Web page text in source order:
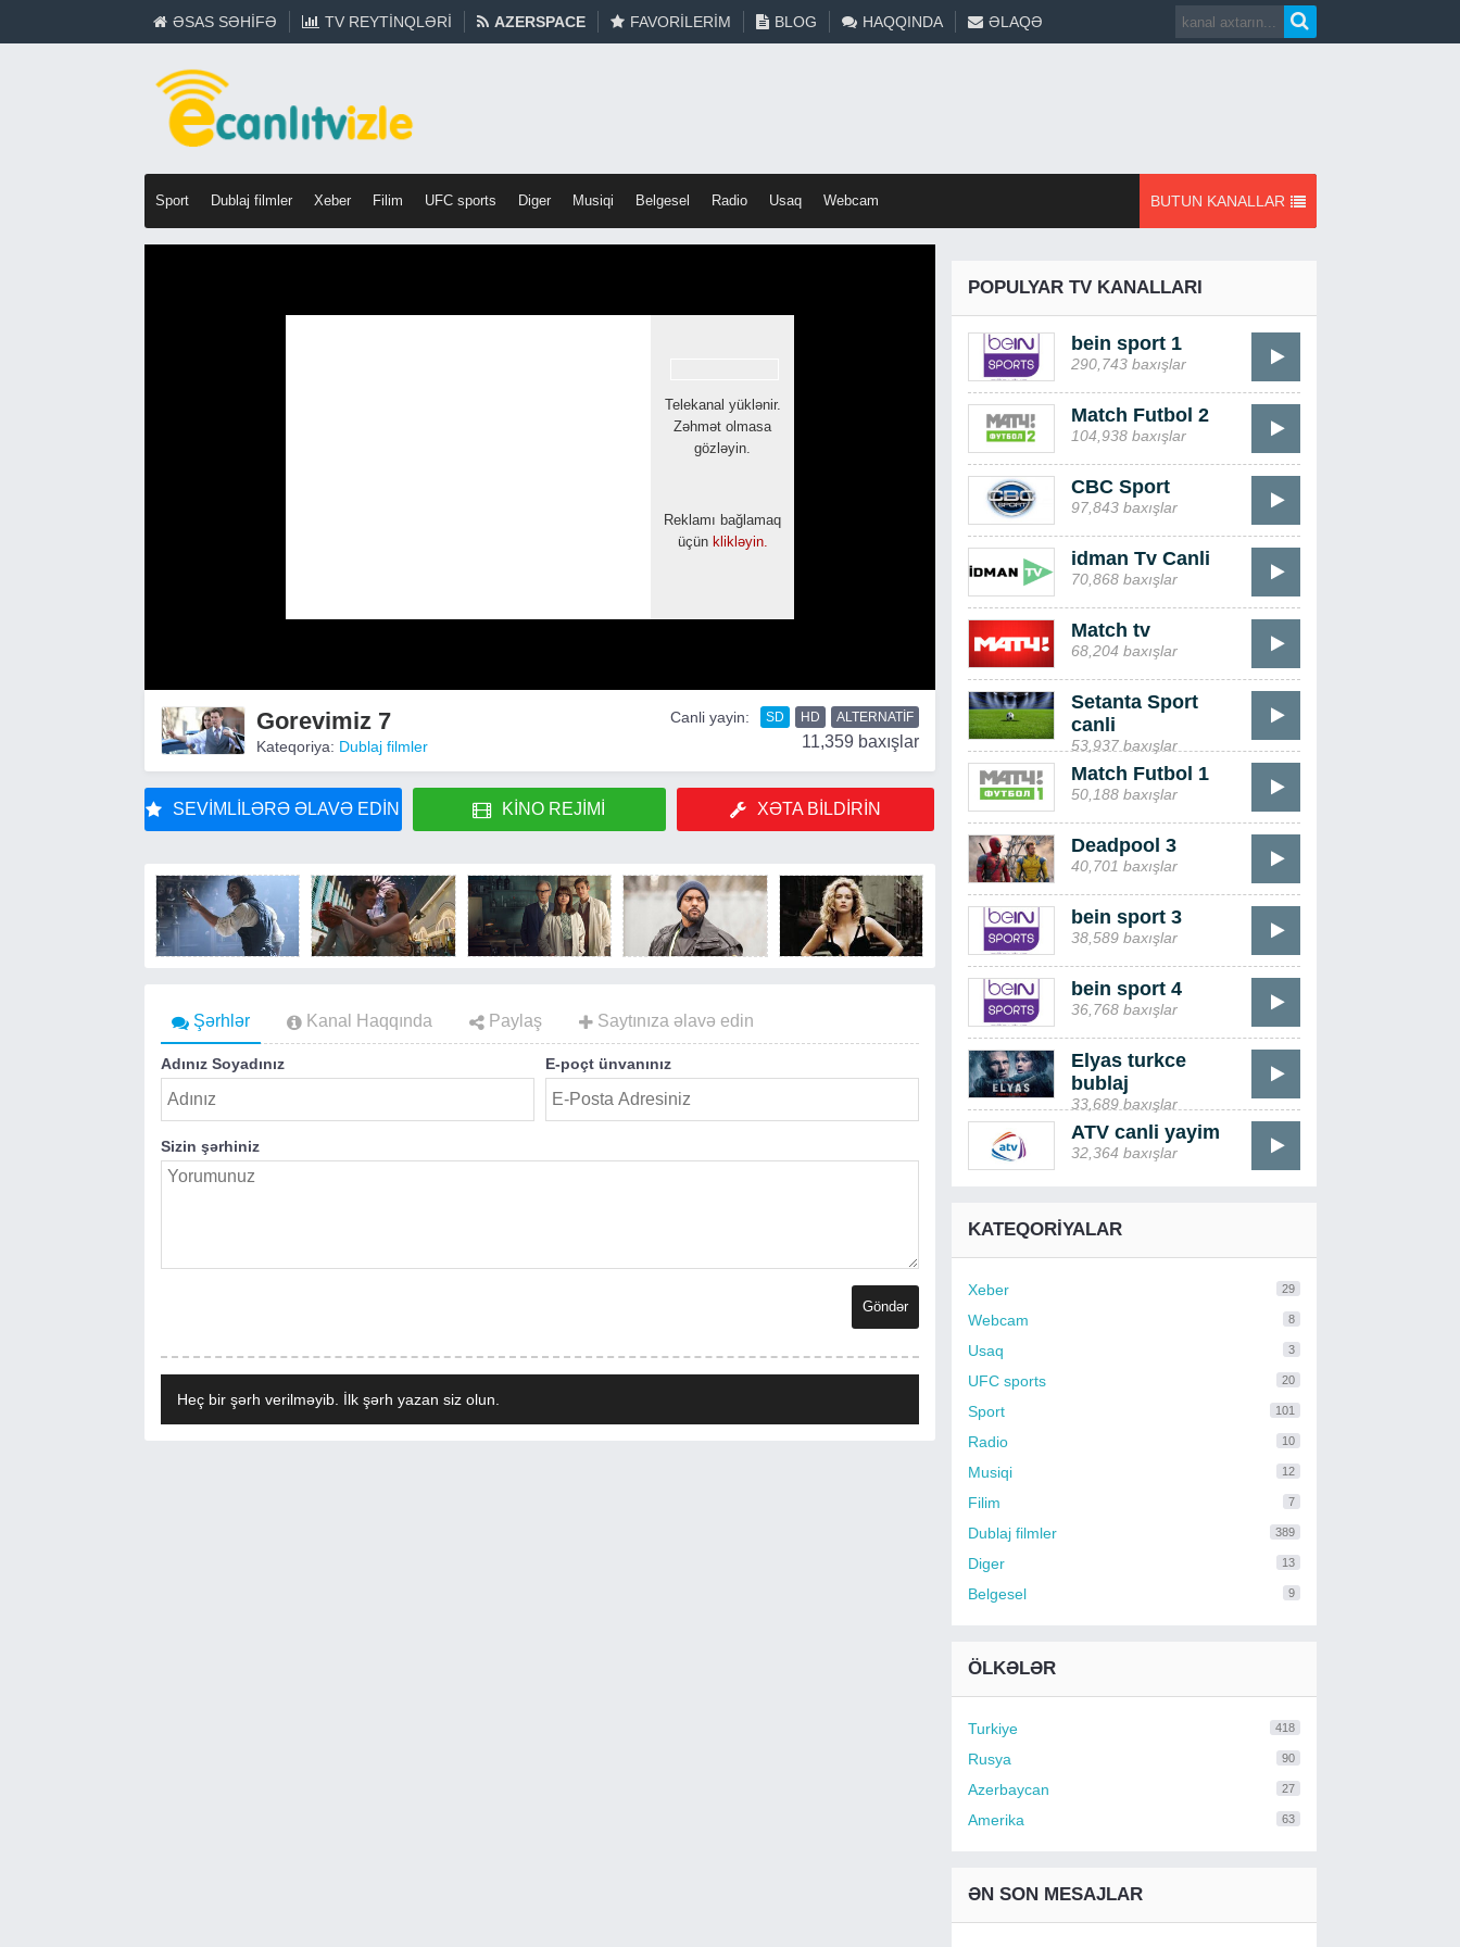
ƏSAS SƏHIFƏ TV REYTINQLƏRI AZERSPACE FAVORILERIM BLOG HAQQINDA ƏLAQƏ
Sport Dublaj filmler Xeber Filim UFC sports Diger Musiqi Belgesel Radio Usaq Webcam BUTUN KANALLAR
Gorevimiz 7
Kateqoriya: Dublaj filmler
Canli yayin: SD HD ALTERNATIF
11,359 baxışlar
SEVIMLILƏRƏ ƏLAVƏ EDIN KINO REJIMI XƏTA BILDIRIN
Şərhlər Kanal Haqqında Paylaş Saytınıza əlavə edin
Adınız Soyadınız E-poçt ünvanınız
Sizin şərhiniz
Heç bir şərh verilməyib. İlk şərh yazan siz olun.
POPULYAR TV KANALLARI
bein sport 1
290,743 baxışlar
Match Futbol 2
104,938 baxışlar
CBC Sport
97,843 baxışlar
idman Tv Canli
70,868 baxışlar
Match tv
68,204 baxışlar
Setanta Sport
canli
53,937 baxışlar
Match Futbol 1
50,188 baxışlar
Deadpool 3
40,701 baxışlar
bein sport 3
38,589 baxışlar
bein sport 4
36,768 baxışlar
Elyas turkce
bublaj
33,689 baxışlar
ATV canli yayim
32,364 baxışlar
KATEQORIYALAR
Xeber 29
Webcam 8
Usaq 3
UFC sports 20
Sport 101
Radio 10
Musiqi 12
Filim 7
Dublaj filmler 389
Diger 13
Belgesel 9
ÖLKƏLƏR
Turkiye 418
Rusya 90
Azerbaycan 27
Amerika 63
ƏN SON MESAJLAR